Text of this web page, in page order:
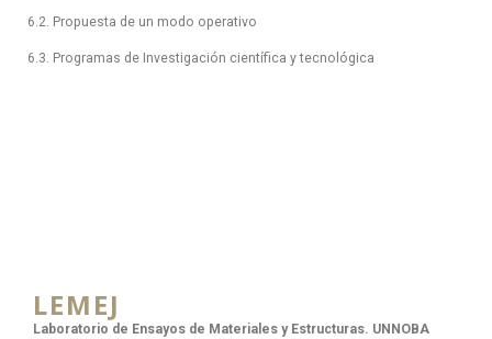
6.2. Propuesta de un modo operativo
6.3. Programas de Investigación científica y tecnológica
LEMEJ
Laboratorio de Ensayos de Materiales y Estructuras. UNNOBA